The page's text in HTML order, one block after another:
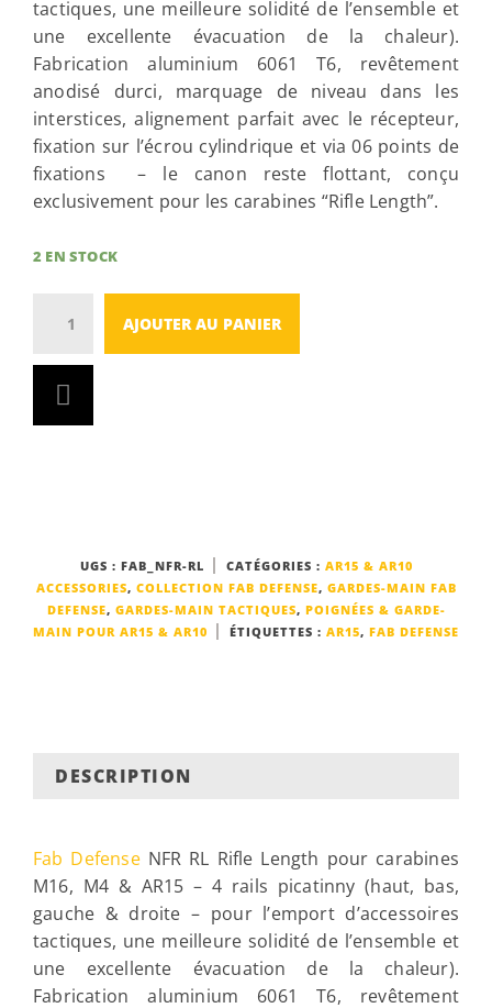
tactiques, une meilleure solidité de l’ensemble et
une excellente évacuation de la chaleur).
Fabrication aluminium 6061 T6, revêtement
anodisé durci, marquage de niveau dans les
interstices, alignement parfait avec le récepteur,
fixation sur l’écrou cylindrique et via 06 points de
fixations – le canon reste flottant, conçu
exclusivement pour les carabines “Rifle Length”.
2 EN STOCK
AJOUTER AU PANIER
UGS : FAB_NFR-RL CATÉGORIES : AR15 & AR10
ACCESSORIES, COLLECTION FAB DEFENSE, GARDES-MAIN FAB
DEFENSE, GARDES-MAIN TACTIQUES, POIGNÉES & GARDE-
MAIN POUR AR15 & AR10
ÉTIQUETTES : AR15, FAB DEFENSE
DESCRIPTION
Fab DefenseNFR RL Rifle Length pour carabines
M16, M4 & AR15 – 4 rails picatinny (haut, bas,
gauche & droite – pour l’emport d’accessoires
tactiques, une meilleure solidité de l’ensemble et
une excellente évacuation de la chaleur).
Fabrication aluminium 6061 T6, revêtement